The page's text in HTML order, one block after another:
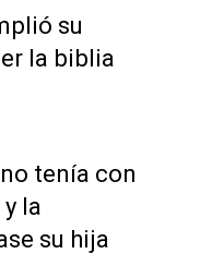
su
la biblia
tenía con
la
su hija